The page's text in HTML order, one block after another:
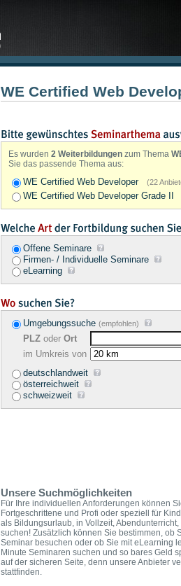
WE Certified Web
Es wurden 2 Weiterbildungen zum Thema
Sie das passende Thema aus:
WE Certified Web Developer (22
WE Certified Web Developer Grade
Offene Seminare
Firmen- / Individuelle Seminare
eLearning
Umgebungssuche (empfohlen)
PLZ oder Ort
im Umkreis von
deutschlandweit
österreichweit
schweizweit
Unsere Suchmöglichkeiten
Für Ihre individuellen Anforderungen können
Fortgeschrittene und Profi oder speziell für
als Bildungsurlaub, in Vollzeit,
suchen! Zusätzlich können Sie bestimmen, ob
Seminar besuchen oder ob Sie mit eLearning
Minute Seminaren suchen und so bares Geld
auf der sicheren Seite, denn unsere Anbieter
stattfinden.